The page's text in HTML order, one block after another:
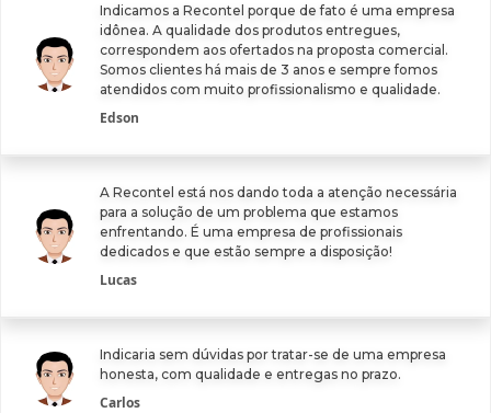
Indicamos a Recontel porque de fato é uma empresa
idônea. A qualidade dos produtos entregues,
correspondem aos ofertados na proposta comercial.
Somos clientes há mais de 3 anos e sempre fomos
atendidos com muito profissionalismo e qualidade.
Edson
A Recontel está nos dando toda a atenção necessária
para a solução de um problema que estamos
enfrentando. É uma empresa de profissionais
dedicados e que estão sempre a disposição!
Lucas
Indicaria sem dúvidas por tratar-se de uma empresa
honesta, com qualidade e entregas no prazo.
Carlos